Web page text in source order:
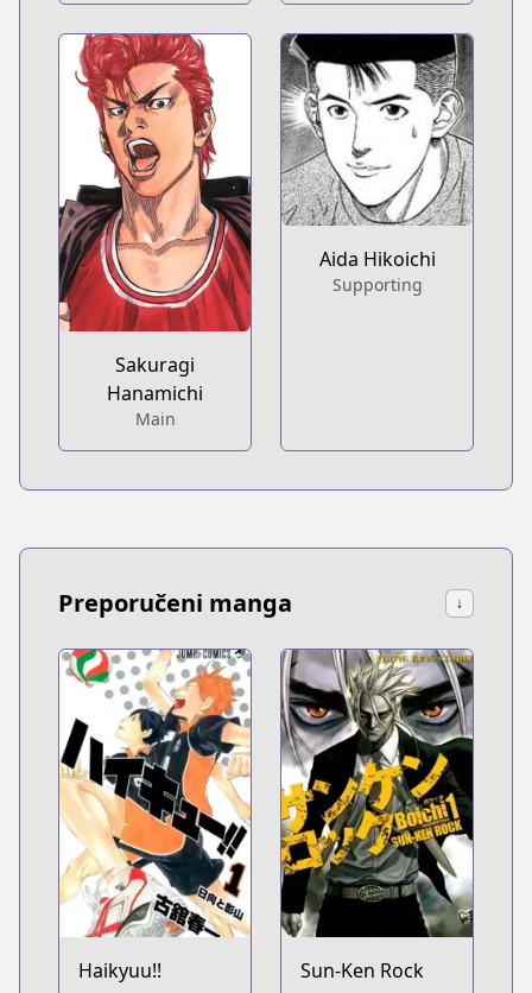
Sakuragi
Hanamichi
Main
Aida Hikoichi
Supporting
Preporučeni manga ↓
Haikyuu!! Sun-Ken Rock